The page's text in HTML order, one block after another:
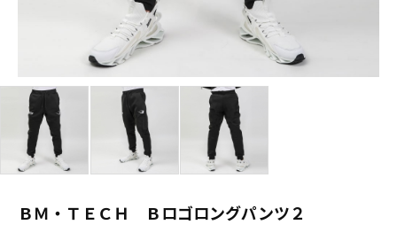
ＢＭ・ＴＥＣＨ Ｂロゴロングパンツ２